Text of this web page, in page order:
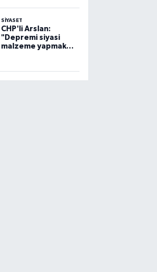
SİYASET
CHP'li Arslan:
"Depremi siyasi
malzeme yapmak
yerine getirin!"